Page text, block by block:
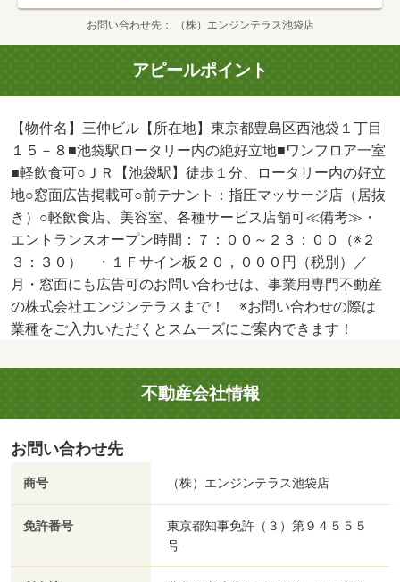
お問い合わせ先 （株）エンジンテラス池袋店
アピールポイント
【物件名】三仲ビル【所在地】東京都豊島区西池袋１丁目
１５－８■池袋駅ロータリー内の絶好立地■ワンフロア一室
■軽飲食可○ＪＲ【池袋駅】徒歩１分、ロータリー内の好立
地○窓面広告掲載可○前テナント：指圧マッサージ店（居抜
き）○軽飲食店、美容室、各種サービス店舗可≪備考≫・
エントランスオープン時間：７：００～２３：００（※２
３：３０） ・１Ｆサイン板２０，０００円（税別）／
月・窓面にも広告可のお問い合わせは、事業用専門不動産
の株式会社エンジンテラスまで！ ※お問い合わせの際は
業種をご入力いただくとスムーズにご案内できます！
不動産会社情報
お問い合わせ先
商号 （株）エンジンテラス池袋店
免許番号
東京都知事免許（３）第９４５５５
号